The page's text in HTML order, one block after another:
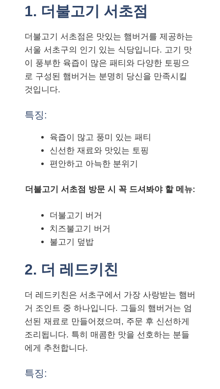
1. 더불고기 서초점
더불고기 서초점은 맛있는 햄버거를 제공하는
서울 서초구의 인기 있는 식당입니다. 고기 맛
이 풍부한 육즙이 많은 패티와 다양한 토핑으
로 구성된 햄버거는 분명히 당신을 만족시킬
것입니다.
특징:
육즙이 많고 풍미 있는 패티
신선한 재료와 맛있는 토핑
편안하고 아늑한 분위기
더불고기 서초점 방문 시 꼭 드셔봐야 할 메뉴:
더불고기 버거
치즈불고기 버거
불고기 덮밥
2. 더 레드키친
더 레드키친은 서초구에서 가장 사랑받는 햄버
거 조인트 중 하나입니다. 그들의 햄버거는 엄
선된 재료로 만들어졌으며, 주문 후 신선하게
조리됩니다. 특히 매콤한 맛을 선호하는 분들
에게 추천합니다.
특징: